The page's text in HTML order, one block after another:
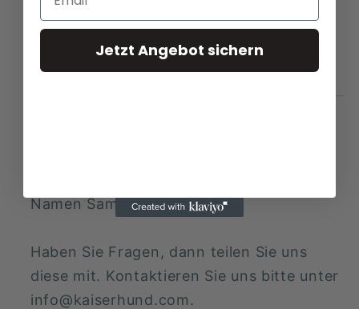
Oder senden Sie uns diese einfach per E-
Mail zu.
Namen Sammlung zu sehen.
Haben Sie Fragen, dann teilen Sie uns
diese mit. Kontaktieren Sie uns bitte unter
info@kaiserhund.com.
Jetzt Angebot sichern